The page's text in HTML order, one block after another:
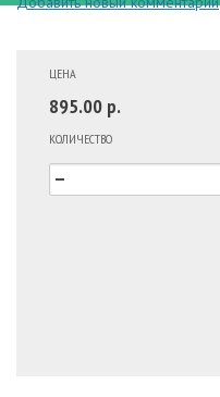
ЦЕНА
895.00 р.
КОЛИЧЕСТВО